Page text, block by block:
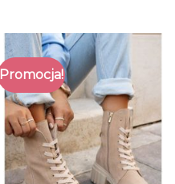
Promocja!